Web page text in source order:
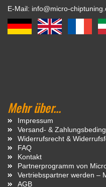
E-Mail: info@micro-
Mehr über...
Impressum
Versand- &
Widerrufsrecht &
FAQ
Kontakt
Partnerprogramm von
Vertriebspartner werden –
AGB